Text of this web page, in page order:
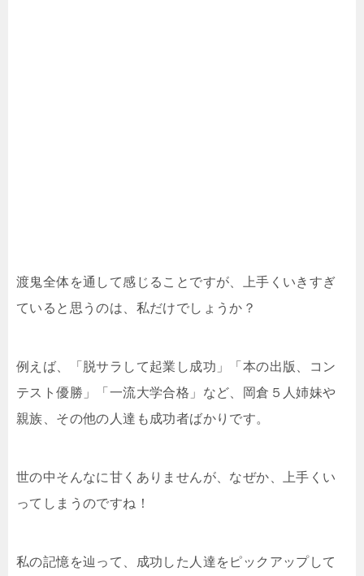
渡鬼全体を通して感じることですが、上手くいきすぎ
ていると思うのは、私だけでしょうか？
例えば、「脱サラして起業し成功」「本の出版、コン
テスト優勝」「一流大学合格」など、岡倉５人姉妹や
親族、その他の人達も成功者ばかりです。
世の中そんなに甘くありませんが、なぜか、上手くい
ってしまうのですね！
私の記憶を辿って、成功した人達をピックアップして